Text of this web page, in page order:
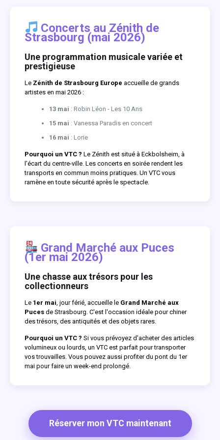
Concerts au Zénith de
Strasbourg (mai 2026)
Une programmation musicale variée et
prestigieuse
Le Zénith de Strasbourg Europe accueille de grands
artistes en mai 2026 :
13 mai : Robin Léon - Les 10 Ans
15 mai : Vanessa Paradis en concert
16 mai : Lorie
Pourquoi un VTC ? Le Zénith est situé à Eckbolsheim, à
l'écart du centre-ville. Les concerts en soirée rendent les
transports en commun moins pratiques. Un VTC vous
ramène en toute sécurité après le spectacle.
Grand Marché aux Puces
(1er mai 2026)
Une chasse aux trésors pour les
collectionneurs
Le 1er mai , jour férié, accueille le Grand Marché aux
Puces de Strasbourg. C'est l'occasion idéale pour chiner
des trésors, des antiquités et des objets rares.
Pourquoi un VTC ? Si vous prévoyez d'acheter des articles
volumineux ou lourds, un VTC est parfait pour transporter
vos trouvailles. Vous pouvez aussi profiter du pont du 1er
mai pour faire un week-end prolongé.
Réserver mon VTC maintenant